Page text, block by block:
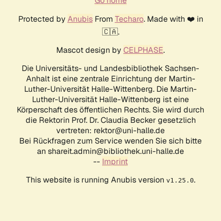
Protected by AnubisFrom Techaro. Made with ❤️ in
🇨🇦.
Mascot design by CELPHASE.
Die Universitäts- und Landesbibliothek Sachsen-
Anhalt ist eine zentrale Einrichtung der Martin-
Luther-Universität Halle-Wittenberg. Die Martin-
Luther-Universität Halle-Wittenberg ist eine
Körperschaft des öffentlichen Rechts. Sie wird durch
die Rektorin Prof. Dr. Claudia Becker gesetzlich
vertreten: rektor@uni-halle.de
Bei Rückfragen zum Service wenden Sie sich bitte
an shareit.admin@bibliothek.uni-halle.de
-- Imprint
This website is running Anubis version v1.25.0.